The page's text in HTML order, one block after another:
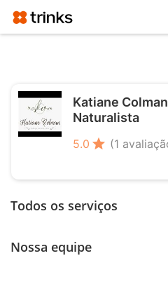
Katiane
Naturalista
5.0 star (1
Todos os serviços
Nossa equipe